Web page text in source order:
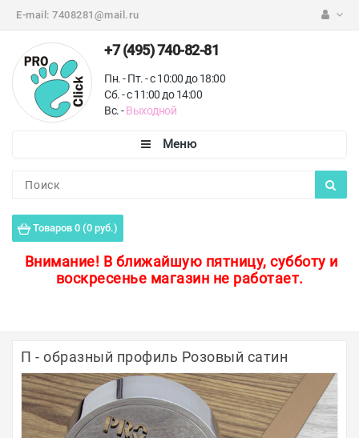
E-mail: 7408281@mail.ru
+7 (495) 740-82-81
Пн. - Пт. - с 10:00 до 18:00
Сб. - с 11:00 до 14:00
Вс. -Выходной
Товаров 0 (0 руб.)
Внимание! В ближайшую пятницу, субботу и
воскресенье магазин не работает.
Пороги для пола
Защитные уголки
Полосы из металла
Плинтуса
П - образный профиль Розовый сатин